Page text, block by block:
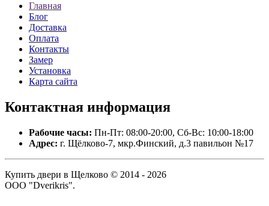
Главная
Блог
Доставка
Оплата
Контакты
Замер
Установка
Карта сайта
Контактная информация
Рабочие часы: Пн-Пт: 08:00-20:00, Сб-Вс: 10:00-18:00
Адрес: г. Щёлково-7, мкр.Финский, д.3 павильон №17
Купить двери в Щелково © 2014 - 2026
ООО "Dverikris".